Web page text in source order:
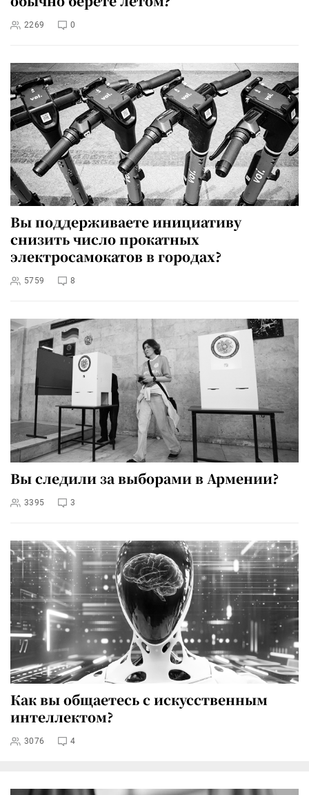
2269 0
Вы поддерживаете инициативу
снизить число прокатных
электросамокатов в городах?
5759 8
Вы следили за выборами в Армении?
3395 3
Как вы общаетесь с искусственным
интеллектом?
3076 4